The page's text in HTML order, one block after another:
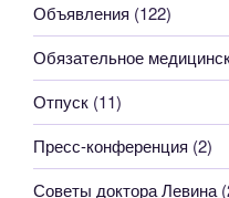
Объявления (122)
Обязательное
Отпуск (11)
Пресс-конференция (2)
Советы доктора Левина